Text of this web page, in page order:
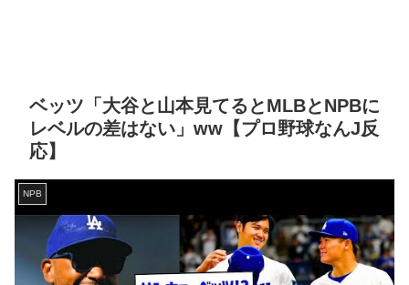
ベッツ「大谷と山本見てるとMLBとNPBに
レベルの差はない」ww【プロ野球なんJ反
応】
NPB